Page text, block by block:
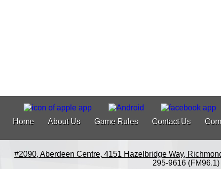
Home About Us Game Rules Contact Us
#2090, Aberdeen Centre, 4151 Hazelbridge Way,
295-9616 (FM96.1)